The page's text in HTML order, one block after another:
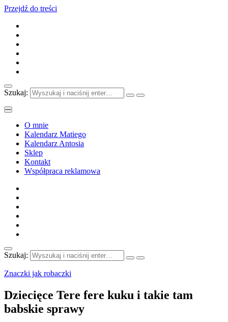
Przejdź do treści
Szukaj:
O mnie
Kalendarz Matiego
Kalendarz Antosia
Sklep
Kontakt
Współpraca reklamowa
Szukaj:
Znaczki jak robaczki
Dziecięce Tere fere kuku i takie tam
babskie sprawy